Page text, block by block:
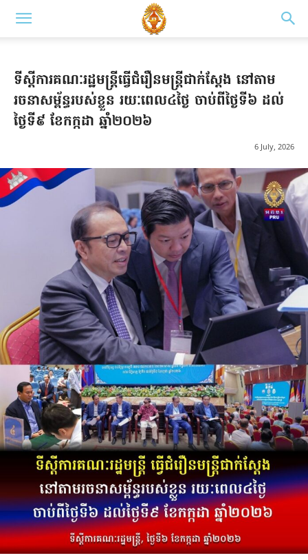
ទីស្ដីការគណៈរដ្ឋមន្ត្រីធ្វើជំរឿនមន្ត្រីជាក់ស្ដែង នៅតាម
រចនាសម្ព័ន្ធរបស់ខ្លួន រយៈពេល៤ថ្ងៃ ចាប់ពីថ្ងៃទី៦ ដល់
ថ្ងៃទី៩ ខែកក្កដា ឆ្នាំ២០២៦
6 July, 2026